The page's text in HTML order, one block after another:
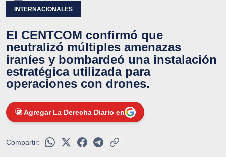
INTERNACIONALES
El CENTCOM confirmó que
neutralizó múltiples amenazas
iraníes y bombardeó una instalación
estratégica utilizada para
operaciones con drones.
Agregar La Derecha Diario en
Compartir: